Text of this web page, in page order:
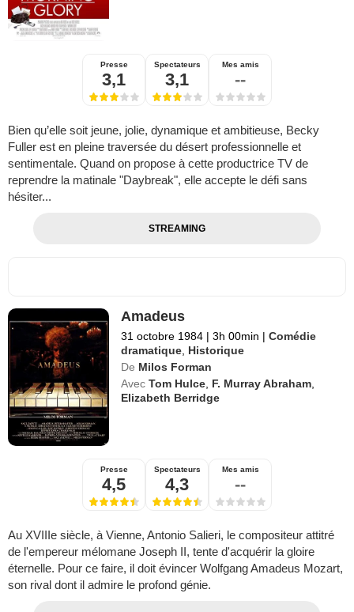
Presse
3,1
Spectateurs
3,1
Mes amis
--
Bien qu’elle soit jeune, jolie, dynamique et ambitieuse, Becky
Fuller est en pleine traversée du désert professionnelle et
sentimentale. Quand on propose à cette productrice TV de
reprendre la matinale "Daybreak", elle accepte le défi sans
hésiter...
STREAMING
Amadeus
31 octobre 1984 | 3h 00min | Comédie
dramatique Historique
De Milos Forman
Avec Tom Hulce F. Murray Abraham
Elizabeth Berridge
Presse
4,5
Spectateurs
4,3
Mes amis
--
Au XVIIIe siècle, à Vienne, Antonio Salieri, le compositeur attitré
de l'empereur mélomane Joseph II, tente d'acquérir la gloire
éternelle. Pour ce faire, il doit évincer Wolfgang Amadeus Mozart,
son rival dont il admire le profond génie.